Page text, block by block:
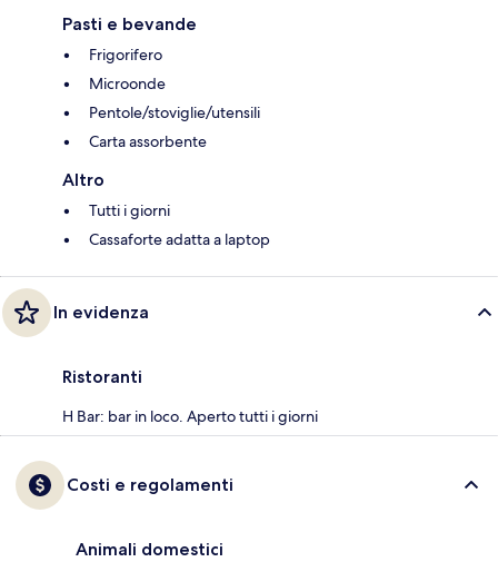
Pasti e bevande
Frigorifero
Microonde
Pentole/stoviglie/utensili
Carta assorbente
Altro
Tutti i giorni
Cassaforte adatta a laptop
In evidenza
Ristoranti
H Bar: bar in loco. Aperto tutti i giorni
Costi e regolamenti
Animali domestici